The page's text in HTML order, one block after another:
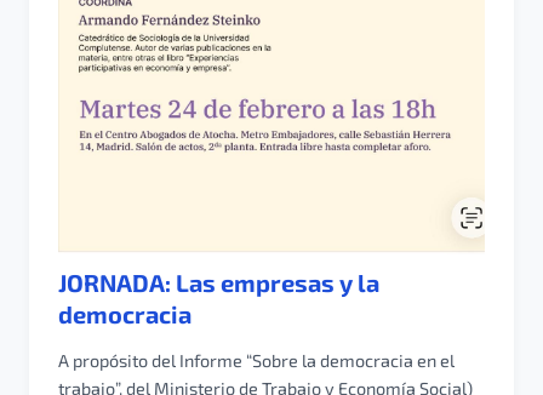
JORNADA: Las empresas y la
democracia
A propósito del Informe “Sobre la democracia en el
trabajo”, del Ministerio de Trabajo y Economía Social)